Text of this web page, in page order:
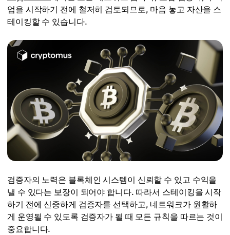
업을 시작하기 전에 철저히 검토되므로, 마음 놓고 자산을 스
테이킹할 수 있습니다.
검증자의 노력은 블록체인 시스템이 신뢰할 수 있고 수익을
낼 수 있다는 보장이 되어야 합니다. 따라서 스테이킹을 시작
하기 전에 신중하게 검증자를 선택하고, 네트워크가 원활하
게 운영될 수 있도록 검증자가 될 때 모든 규칙을 따르는 것이
중요합니다.